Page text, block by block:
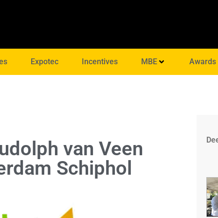
Expotec Incentives MBE Awards
van Veen
Schiphol